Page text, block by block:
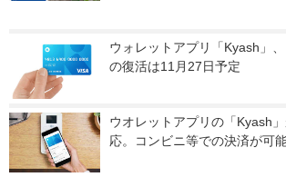
ウォレットアプリ「Kyash」
の復活は11月27日予定
ウオレットアプリの「Kyash
応。コンビニ等での決済が可